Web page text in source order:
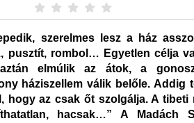
szerelmes lesz a ház
pusztít, rombol… Egyetlen célja
elmúlik az átok, a
háziszellem válik belőle. Addig
hogy az csak őt szolgálja. A tibeti
hacsak…” A Madách